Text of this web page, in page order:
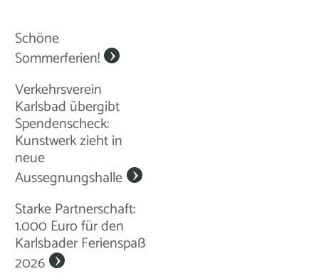
Schöne
Sommerferien!
Verkehrsverein
Karlsbad übergibt
Spendenscheck:
Kunstwerk zieht in
neue
Aussegnungshalle
Starke Partnerschaft:
1.000 Euro für den
Karlsbader Ferienspaß
2026